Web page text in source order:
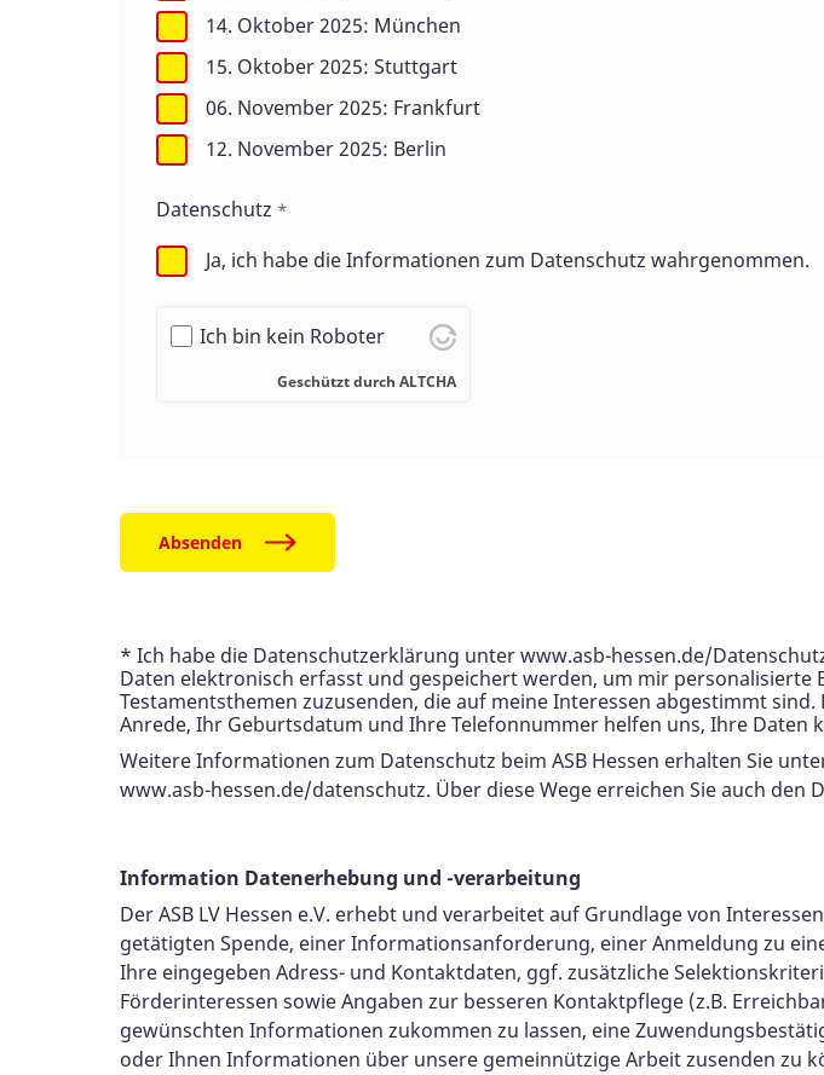
14. Oktober 2025: München
15. Oktober 2025: Stuttgart
06. November 2025: Frankfurt
12. November 2025: Berlin
Datenschutz *
Ja, ich habe die Informationen zum Datenschutz wahrgenommen.
Ich bin kein Roboter
Geschützt durch ALTCHA
Absenden
* Ich habe die Datenschutzerklärung unter www.asb-hessen.de/
Daten elektronisch erfasst und gespeichert werden, um mir
Testamentsthemen zuzusenden, die auf meine Interessen abgestimmt
Anrede, Ihr Geburtsdatum und Ihre Telefonnummer helfen uns, Ihre Daten
Weitere Informationen zum Datenschutz beim ASB Hessen erhalten Sie
www.asb-hessen.de/datenschutz. Über diese Wege erreichen Sie auch den
Information Datenerhebung und -verarbeitung
Der ASB LV Hessen e.V. erhebt und verarbeitet auf Grundlage von
getätigten Spende, einer Informationsanforderung, einer Anmeldung zu
Ihre eingegeben Adress- und Kontaktdaten, ggf. zusätzliche
Förderinteressen sowie Angaben zur besseren Kontaktpflege (z.B.
gewünschten Informationen zukommen zu lassen, eine
oder Ihnen Informationen über unsere gemeinnützige Arbeit zusenden zu